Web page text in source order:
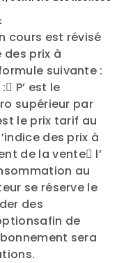
cours est révisé
des prix à
suivante :
P’ est le
supérieur par
le prix tarif au
des prix à
de la vente l’
au
se réserve le
des
de
sera